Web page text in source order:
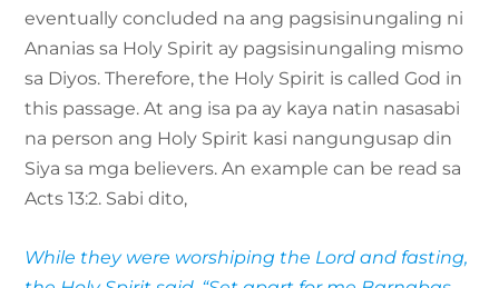
eventually concluded na ang pagsisinungaling ni
Ananias sa Holy Spirit ay pagsisinungaling mismo
sa Diyos. Therefore, the Holy Spirit is called God in
this passage. At ang isa pa ay kaya natin nasasabi
na person ang Holy Spirit kasi nangungusap din
Siya sa mga believers. An example can be read sa
Acts 13:2. Sabi dito,
While they were worshiping the Lord and fasting,